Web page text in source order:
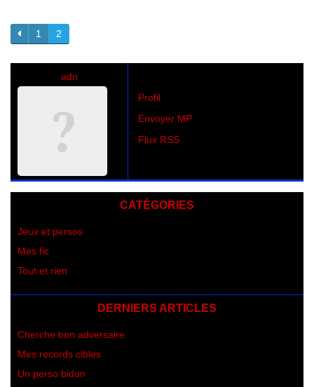
1 2
adn
Profil
Envoyer MP
Flux RSS
CATÉGORIES
Jeux et persos
Mes fic
Tout et rien
DERNIERS ARTICLES
Cherche bon adversaire
Mes records cibles
Un perso bidon